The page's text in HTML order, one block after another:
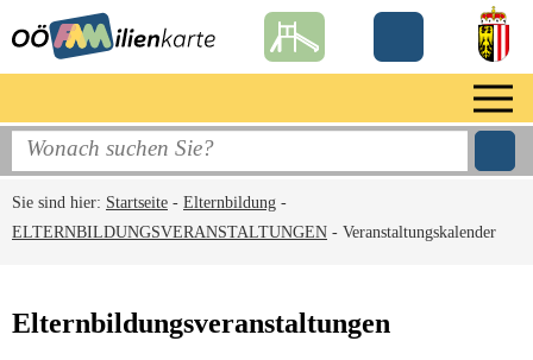
Sie sind hier: Startseite - Elternbildung -
ELTERNBILDUNGSVERANSTALTUNGEN - Veranstaltungskalender
Elternbildungsveranstaltungen